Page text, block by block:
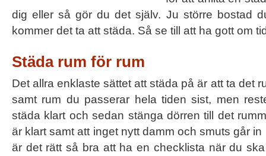
dig eller så gör du det själv. Ju större bostad
kommer det ta att städa. Så se till att ha gott om
Städa rum för rum
Det allra enklaste sättet att städa på är att ta det
samt rum du passerar hela tiden sist, men
städa klart och sedan stänga dörren till det
är klart samt att inget nytt damm och smuts går
är det rätt så bra att ha en checklista när du